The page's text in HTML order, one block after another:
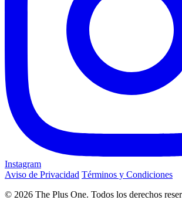
Instagram
Aviso de Privacidad Términos y Condiciones
© 2026 The Plus One. Todos los derechos